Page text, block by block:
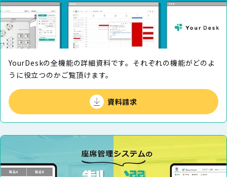
YourDeskの全機能の詳細資料です。それぞれの機能がどのよ
うに役⽴つのかご覧頂けます。
資料請求